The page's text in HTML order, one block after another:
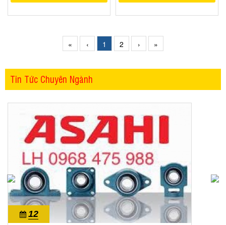
« ‹ 1 2 › »
Tin Tức Chuyên Ngành
12